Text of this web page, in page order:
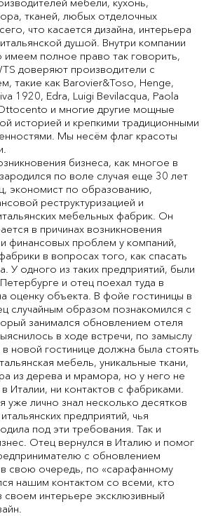
тканей, любых отделочных
что касается дизайна, интерьера
душой. Внутри компании
имеем полное право так говорить,
доверяют производители с
такие как Barovier&Toso, Henge,
1920, Edra, Luigi Bevilacqua, Paola
и многие другие мощные
историей и крепкими традиционными
Мы несём флаг красоты
бизнеса, как многое в
по воле случая еще 30 лет
экономист по образованию,
реструктуризацией и
мебельных фабрик. Он
в причинах возникновения
финансовых проблем у компаний,
в вопросах того, как спасать
У одного из таких предприятий, были
и отец поехал туда в
оценку объекта. В фойе гостиницы в
случайным образом познакомился с
занимался обновлением отеля
в ходе встречи, по замыслу
новой гостинице должна была стоять
мебель, уникальные ткани,
из дерева и мрамора, но у него не
Италии, ни контактов с фабриками.
уже лично знал несколько десятков
предприятий, чья
под эти требования. Так и
Отец вернулся в Италию и помог
с обновлением
свою очередь, по «сарафанному
нашим контактом со всеми, кто
своем интерьере эксклюзивный